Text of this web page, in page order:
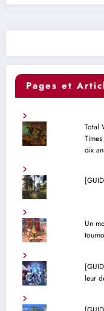
Pages et
Total
dix
Un
leur